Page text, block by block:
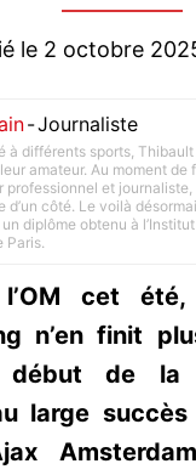
le 2 octobre
-Journaliste
à différents sports,
amateur. Au moment de
professionnel et
d’un côté. Le voilà
diplôme obtenu à
Paris.
cet été,
n’en finit
de la
large succès